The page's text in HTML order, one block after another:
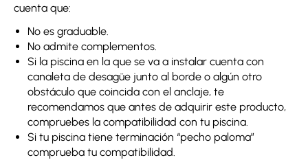
cuenta que:
No es graduable.
No admite complementos.
Si la piscina en la que se va a instalar cuenta con
canaleta de desagüe junto al borde o algún otro
obstáculo que coincida con el anclaje, te
recomendamos que antes de adquirir este producto,
compruebes la compatibilidad con tu piscina.
Si tu piscina tiene terminación “pecho paloma”
comprueba tu compatibilidad.